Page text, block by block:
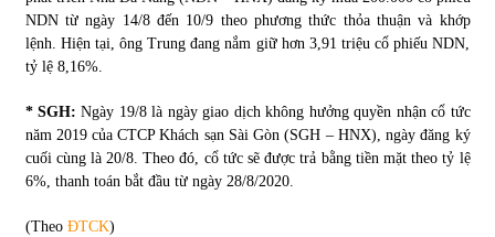
NDN từ ngày 14/8 đến 10/9 theo phương thức thỏa thuận và khớp
lệnh. Hiện tại, ông Trung đang nắm giữ hơn 3,91 triệu cổ phiếu NDN,
tỷ lệ 8,16%.
* SGH:Ngày 19/8 là ngày giao dịch không hưởng quyền nhận cổ tức
năm 2019 của CTCP Khách sạn Sài Gòn (SGH – HNX), ngày đăng ký
cuối cùng là 20/8. Theo đó, cổ tức sẽ được trả bằng tiền mặt theo tỷ lệ
6%, thanh toán bắt đầu từ ngày 28/8/2020.
(Theo ĐTCK)